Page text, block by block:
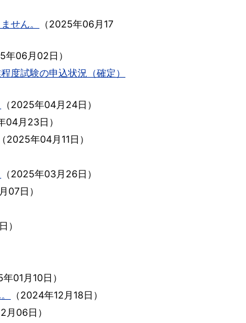
せん。
（2025年06月17
年06月02日 ）
度試験の申込状況（確定）
（2025年04月24日 ）
04月23日）
（2025年04月11日 ）
（2025年03月26日 ）
07日 ）
）
01月10日 ）
（2024年12月18日 ）
月06日）